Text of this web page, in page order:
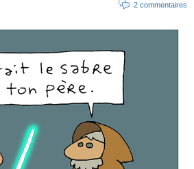
2 commentaires